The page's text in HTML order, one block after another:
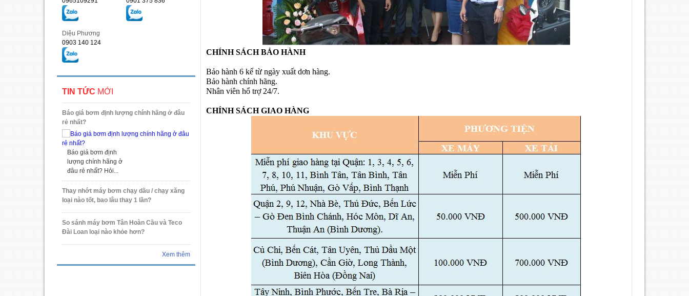
Diệu Phương
0903 140 124
TIN TỨC MỚI
Báo giá bơm định lượng chính hãng ở đâu
rẻ nhất?
Báo giá bơm định
lượng chính hãng ở
đâu rẻ nhất? Hỏi...
Thay nhớt máy bơm chạy dầu / chạy xăng
loại nào tốt, bao lâu thay 1 lần?
So sánh máy bơm Tân Hoàn Cầu và Teco
Đài Loan loại nào khỏe hơn?
Xem thêm
CHÍNH SÁCH BẢO HÀNH
Bảo hành 6 kể từ ngày xuất dơn hàng.
Bảo hành chính hãng.
Nhân viên hổ trợ 24/7.
CHÍNH SÁCH GIAO HÀNG